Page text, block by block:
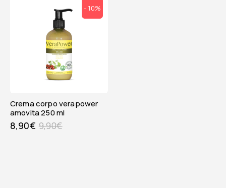
- 10%
crema corpo verapower
amovita 250 ml
9,90€
8,90€